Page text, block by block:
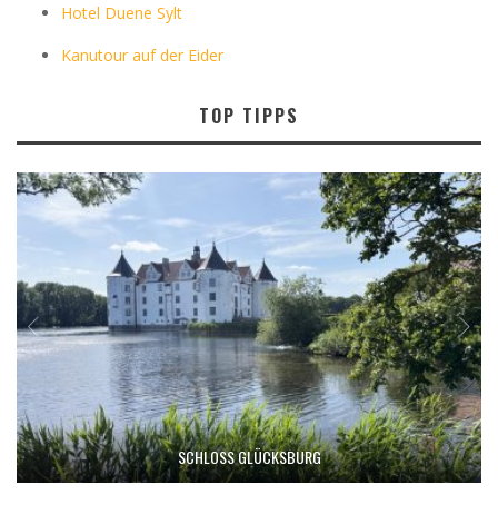
Hotel Duene Sylt
Kanutour auf der Eider
TOP TIPPS
SCHLOSS GLÜCKSBURG